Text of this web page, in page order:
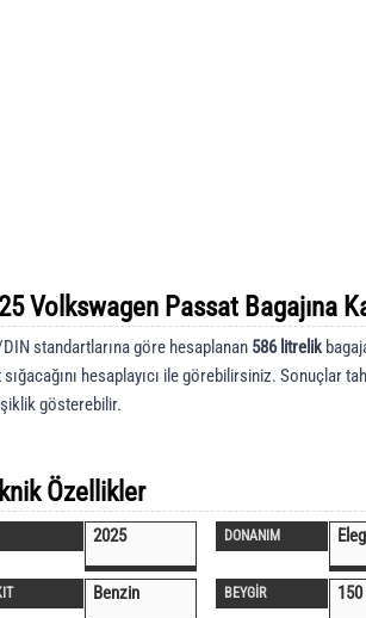
Volkswagen Passat Bagajına
DIN standartlarına göre hesaplanan 586 litrelik
sığacağını hesaplayıcı ile görebilirsiniz. Sonuçlar
gösterebilir.
Özellikler
2025 DONANIM
Benzin BEYGİR